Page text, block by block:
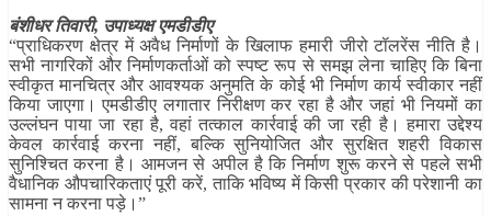
बंशीधर तिवारी, उपाध्यक्ष एमडीडीए
“प्राधिकरण क्षेत्र में अवैध निर्माणों के खिलाफ हमारी जीरो टॉलरेंस नीति है।
सभी नागरिकों और निर्माणकर्ताओं को स्पष्ट रूप से समझ लेना चाहिए कि बिना
स्वीकृत मानचित्र और आवश्यक अनुमति के कोई भी निर्माण कार्य स्वीकार नहीं
किया जाएगा। एमडीडीए लगातार निरीक्षण कर रहा है और जहां भी नियमों का
उल्लंघन पाया जा रहा है, वहां तत्काल कार्रवाई की जा रही है। हमारा उद्देश्य
केवल कार्रवाई करना नहीं, बल्कि सुनियोजित और सुरक्षित शहरी विकास
सुनिश्चित करना है। आमजन से अपील है कि निर्माण शुरू करने से पहले सभी
वैधानिक औपचारिकताएं पूरी करें, ताकि भविष्य में किसी प्रकार की परेशानी का
सामना न करना पड़े।”